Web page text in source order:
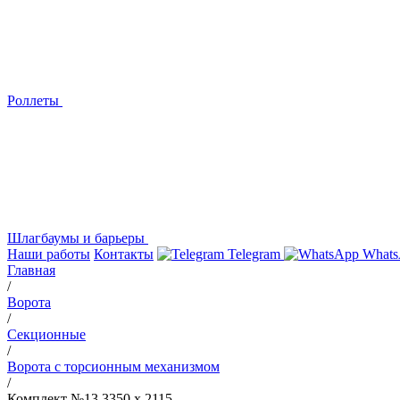
Роллеты
Шлагбаумы и барьеры
Наши работы Контакты Telegram
Главная
/
Ворота
/
Секционные
/
Ворота с торсионным механизмом
/